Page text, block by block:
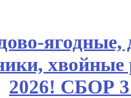
ягодные,
2026! СБОР